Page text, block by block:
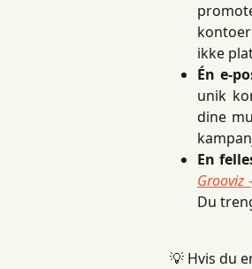
ikke
Én e-
unik
dine
En
Grooviz
Du
💡 Hvis du